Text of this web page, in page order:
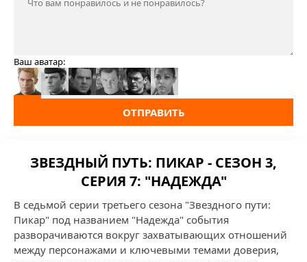
Ваш аватар:
ОТПРАВИТЬ
ЗВЕЗДНЫЙ ПУТЬ: ПИКАР - СЕЗОН 3,
СЕРИЯ 7: "НАДЕЖДА"
В седьмой серии третьего сезона "Звездного пути:
Пикар" под названием "Надежда" события
разворачиваются вокруг захватывающих отношений
между персонажами и ключевыми темами доверия,